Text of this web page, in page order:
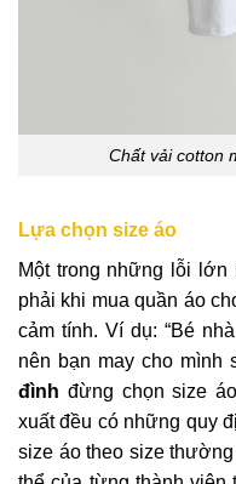
Chất vải cotton
Lựa chọn size áo
Một trong những lỗi
phải khi mua quần áo
cảm tính. Ví dụ: “Bé
nên bạn may cho mình
đình đừng chọn size
xuất đều có những quy
size áo theo size